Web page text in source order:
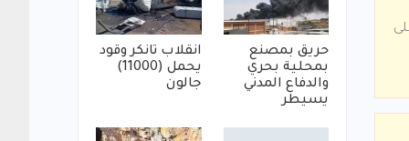
حريق بمصنع
بمحلية بحري
والدفاع المدني
يسيطر
انقلاب تانكر وقود
يحمل (11000)
جالون